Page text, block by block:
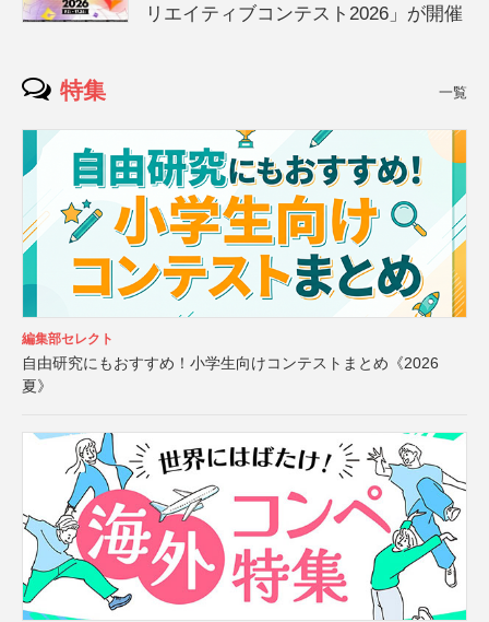
リエイティブコンテスト2026」が開催
特集 一覧
編集部セレクト
自由研究にもおすすめ！小学生向けコンテストまとめ《2026
夏》